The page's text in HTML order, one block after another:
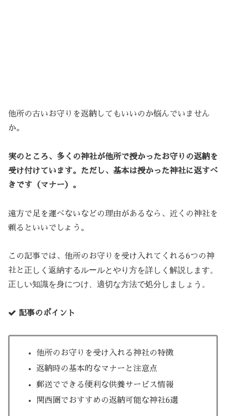
他所の古いお守りを返納してもいいのか悩んでいません
か。
実のところ、多くの神社が他所で授かったお守りの返納を
受け付けています。ただし、基本は授かった神社に返すべ
きです（マナー）。
遠方で足を運べないなどの理由があるなら、近くの神社を
頼るといいでしょう。
この記事では、他所のお守りを受け入れてくれる6つの神
社と 正しく返納するルールとやり方を詳しく解説します。
正しい知識を身につけ、適切な方法で処分しましょう。
記事のポイント
他所のお守りを受け入れる神社の特徴
返納時の基本的なマナーと注意点
郵送でできる便利な供養サービス情報
関西圏でおすすめの返納可能な神社6選